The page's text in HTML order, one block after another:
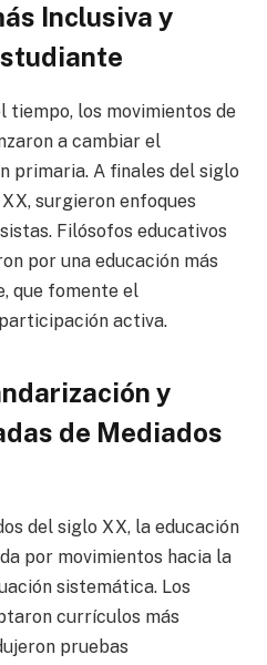
Inclusiva y
tiempo, los movimientos de
a cambiar el
primaria. A finales del siglo
surgieron enfoques
Filósofos educativos
por una educación más
que fomente el
activa.
y
de Mediados
del siglo XX, la educación
por movimientos hacia la
sistemática. Los
currículos más
pruebas